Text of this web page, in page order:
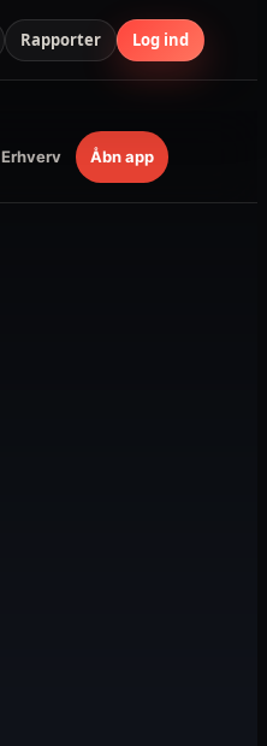
Rapporter Log ind
Erhverv Åbn app